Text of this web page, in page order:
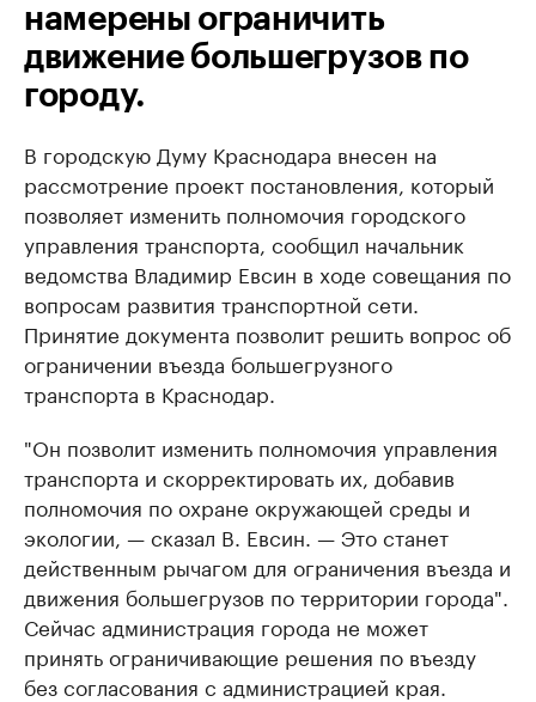
намерены ограничить
движение большегрузов по
городу.
В городскую Думу Краснодара внесен на
рассмотрение проект постановления, который
позволяет изменить полномочия городского
управления транспорта, сообщил начальник
ведомства Владимир Евсин в ходе совещания по
вопросам развития транспортной сети.
Принятие документа позволит решить вопрос об
ограничении въезда большегрузного
транспорта в Краснодар.
"Он позволит изменить полномочия управления
транспорта и скорректировать их, добавив
полномочия по охране окружающей среды и
экологии, — сказал В. Евсин. — Это станет
действенным рычагом для ограничения въезда и
движения большегрузов по территории города".
Сейчас администрация города не может
принять ограничивающие решения по въезду
без согласования с администрацией края.